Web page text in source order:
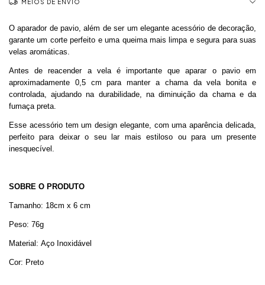
MEIOS DE ENVIO
O aparador de pavio, além de ser um elegante acessório de decoração,
garante um corte perfeito e uma queima mais limpa e segura para suas
velas aromáticas.
Antes de reacender a vela é importante que aparar o pavio em
aproximadamente 0,5 cm para manter a chama da vela bonita e
controlada, ajudando na durabilidade, na diminuição da chama e da
fumaça preta.
Esse acessório tem um design elegante, com uma aparência delicada,
perfeito para deixar o seu lar mais estiloso ou para um presente
inesquecível.
SOBRE O PRODUTO
Tamanho: 18cm x 6 cm
Peso: 76g
Material: Aço Inoxidável
Cor: Preto